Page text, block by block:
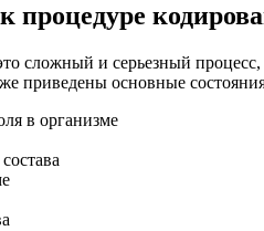
процедуре
сложный и серьезный
приведены основные
в организме